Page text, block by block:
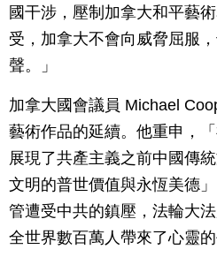
國干涉，壓制加拿大和平藝
受，加拿大不會向威脅屈服
聲。」
加拿大國會議員 Michael
藝術作品的延續。他重申，
展現了共產主義之前中國傳
文明的普世價值與永恆美德
管遭受中共的鎮壓，法輪大
全世界數百萬人帶來了心靈的